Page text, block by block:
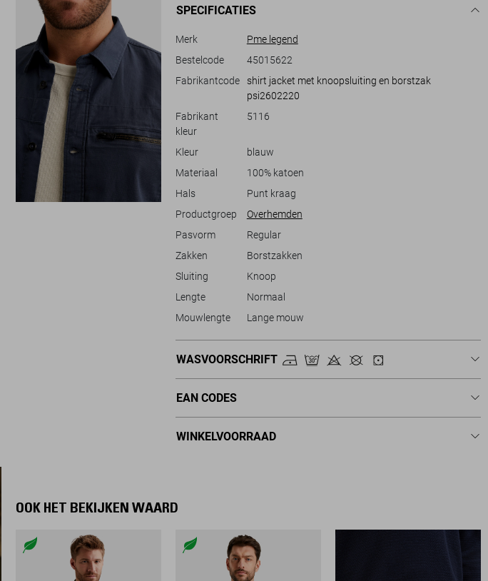
afwerking. De subtiele borstzakken voegen niet alleen een functioneel
bekend om staat.
informele bijeenkomst met vrienden. Combineer dit overhemd met een
chino voor een relaxte doch verzorgde look of draag het met je
favoriete jeans voor een weekenduitje. Dankzij de lange mouwen en
normale lengte is het geschikt voor de wisselende temperaturen in de
lente. Een betrouwbare keuze voor diverse casual settings.
SPECIFICATIES
Merk
Pme legend
Bestelcode
45015622
Fabrikantcode
shirt jacket met knoopsluiting en borstzak
psi2602220
Fabrikant
kleur
5116
Kleur
blauw
Materiaal
100% katoen
Hals
Punt kraag
Productgroep
Overhemden
Pasvorm
Regular
Zakken
Borstzakken
Sluiting
Knoop
Lengte
Normaal
Mouwlengte
Lange mouw
WASVOORSCHRIFT
EAN CODES
WINKELVOORRAAD
OOK HET BEKIJKEN WAARD